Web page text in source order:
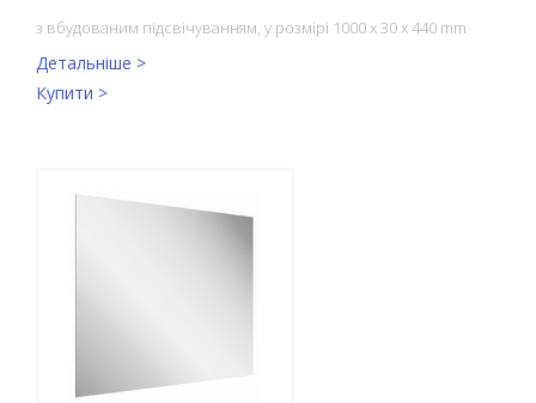
з вбудованим підсвічуванням, у розмірі 1000 x 30 x 440 mm
Детальніше >
Купити >